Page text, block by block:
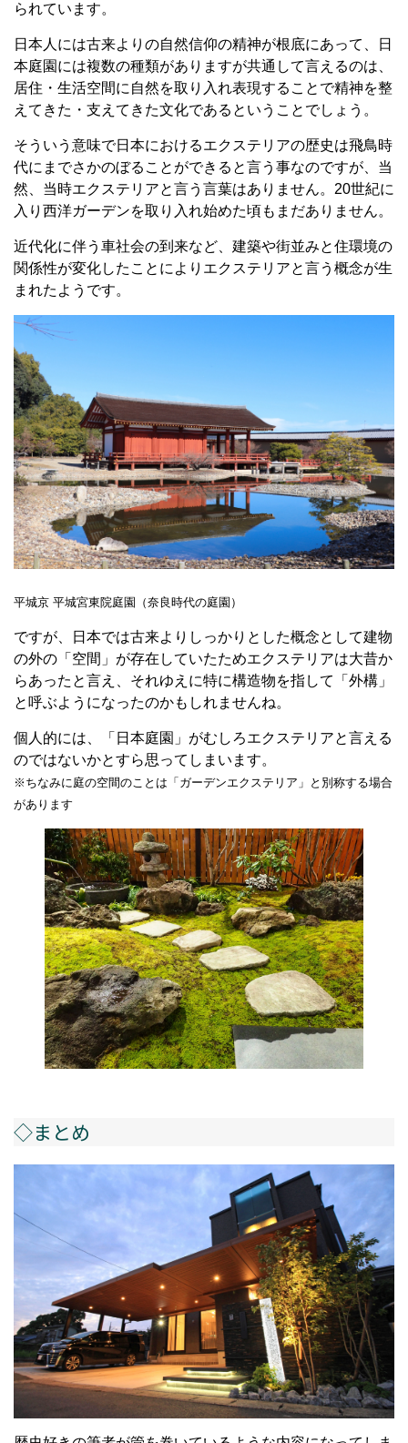
られています。
日本人には古来よりの自然信仰の精神が根底にあって、日
本庭園には複数の種類がありますが共通して言えるのは、
居住・生活空間に自然を取り入れ表現することで精神を整
えてきた・支えてきた文化であるということでしょう。
そういう意味で日本におけるエクステリアの歴史は飛鳥時
代にまでさかのぼることができると言う事なのですが、当
然、当時エクステリアと言う言葉はありません。 20世紀に
入り西洋ガーデンを取り入れ始めた頃もまだありません。
近代化に伴う車社会の到来など、建築や街並みと住環境の
関係性が変化したことによりエクステリアと言う概念が生
まれたようです。
平城京 平城宮東院庭園（奈良時代の庭園）
ですが、日本では古来よりしっかりとした概念として建物
の外の「空間」が存在していたためエクステリアは大昔か
らあったと言え、それゆえに特に構造物を指して「外構」
と呼ぶようになったのかもしれませんね。
個人的には、「日本庭園」がむしろエクステリアと言える
のではないかとすら思ってしまいます。
※ちなみに庭の空間のことは「ガーデンエクステリア」と別称する場合
があります
◇まとめ